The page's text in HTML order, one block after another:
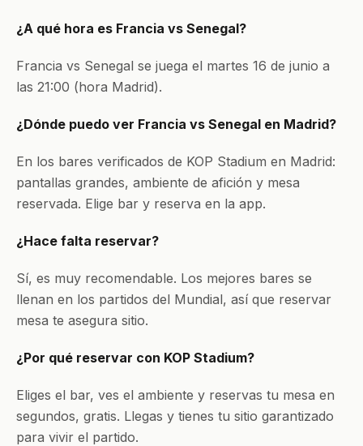
¿A qué hora es Francia vs Senegal?
Francia vs Senegal se juega el martes 16 de junio a
las 21:00 (hora Madrid).
¿Dónde puedo ver Francia vs Senegal en Madrid?
En los bares verificados de KOP Stadium en Madrid:
pantallas grandes, ambiente de afición y mesa
reservada. Elige bar y reserva en la app.
¿Hace falta reservar?
Sí, es muy recomendable. Los mejores bares se
llenan en los partidos del Mundial, así que reservar
mesa te asegura sitio.
¿Por qué reservar con KOP Stadium?
Eliges el bar, ves el ambiente y reservas tu mesa en
segundos, gratis. Llegas y tienes tu sitio garantizado
para vivir el partido.